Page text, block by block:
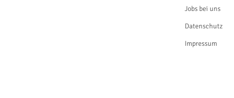
Jobs bei uns
Datenschutz
Impressum